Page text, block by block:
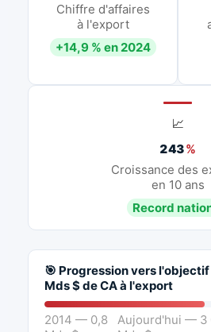
Chiffre d'affaires
à l'export
+14,9 % en 2024
📈
243%
Croissance des
en 10 ans
Record
🎯 Progression vers
Mds $ de CA à l'export
2014 — 0,8
Aujourd'hui — 3